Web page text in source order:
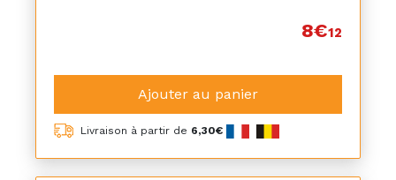
8€12
Ajouter au panier
Livraison à partir de 6,30€